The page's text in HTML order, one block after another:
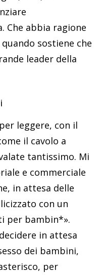
Che abbia ragione
sostiene che
leader della
leggere, con il
il cavolo a
tantissimo. Mi
e commerciale
in attesa delle
con un
per bambin*».
in attesa
dei bambini,
per